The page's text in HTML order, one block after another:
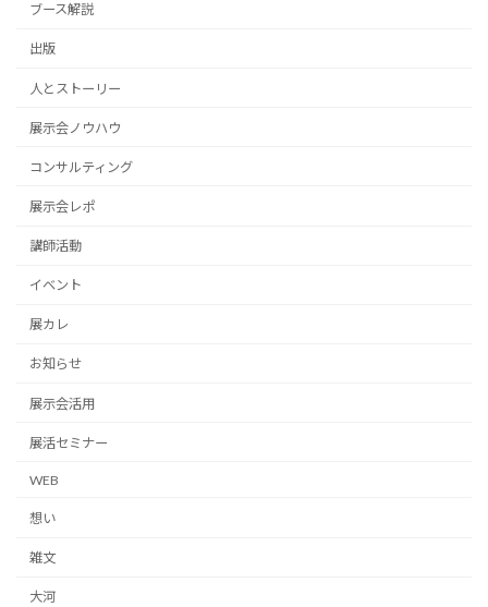
ブース解説
出版
人とストーリー
展示会ノウハウ
コンサルティング
展示会レポ
講師活動
イベント
展カレ
お知らせ
展示会活用
展活セミナー
WEB
想い
雑文
大河